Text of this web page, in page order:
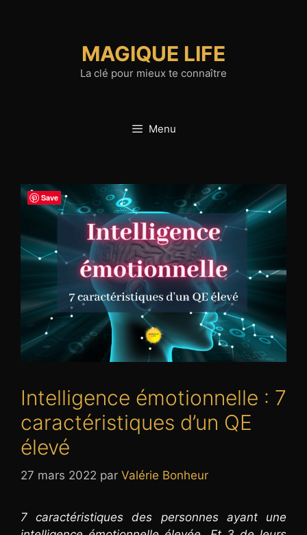
MAGIQUE LIFE
La clé pour mieux te connaître
Menu
Intelligence émotionnelle : 7
caractéristiques d’un QE
élevé
27 mars 2022 par Valérie Bonheur
7 caractéristiques des personnes ayant une
Save